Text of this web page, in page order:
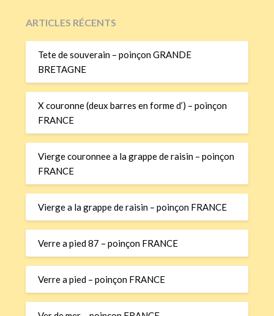
ARTICLES RÉCENTS
Tete de souverain – poinçon GRANDE
BRETAGNE
X couronne (deux barres en forme d’) – poinçon
FRANCE
Vierge couronnee a la grappe de raisin – poinçon
FRANCE
Vierge a la grappe de raisin – poinçon FRANCE
Verre a pied 87 – poinçon FRANCE
Verre a pied – poinçon FRANCE